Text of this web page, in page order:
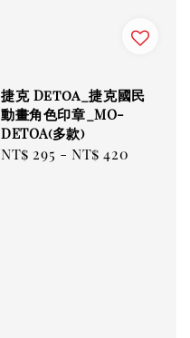
捷克 Detoa_捷克國民
動畫角色印章_MO-
DETOA(多款)
Regular
NT$ 295 -NT$ 420